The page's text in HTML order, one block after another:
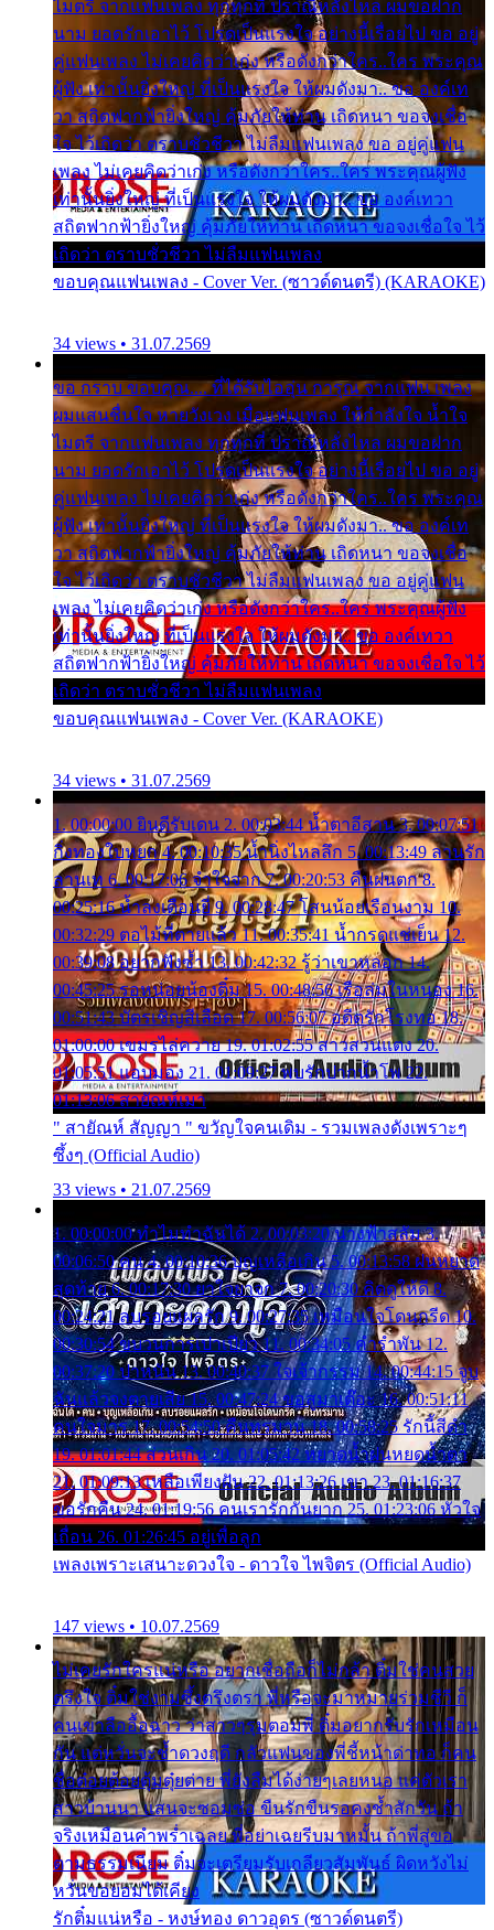
ไมตรี จากแฟนเพลง ทุกทุกที่ ปราณีหลั่งไหล ผมขอฝาก
นาม ยอดรักเอาไว้ โปรดเป็นแรงใจ อย่างนี้เรื่อยไป ขอ อยู่
คู่แฟนเพลง ไม่เคยคิดว่าเก่ง หรือดังกว่าใคร..ใคร พระคุณ
ผู้ฟัง เท่านั้นยิ่งใหญ่ ที่เป็นแรงใจ ให้ผมดังมา.. ขอ องค์เท
วา สถิตฟากฟ้ายิ่งใหญ่ คุ้มภัยให้ท่าน เถิดหนา ขอจงเชื่อ
ใจ ไว้เถิดว่า ตราบชั่วชีวา ไม่ลืมแฟนเพลง ขอ อยู่คู่แฟน
เพลง ไม่เคยคิดว่าเก่ง หรือดังกว่าใคร..ใคร พระคุณผู้ฟัง
เท่านั้นยิ่งใหญ่ ที่เป็นแรงใจ ให้ผมดังมา.. ขอ องค์เทวา
สถิตฟากฟ้ายิ่งใหญ่ คุ้มภัยให้ท่าน เถิดหนา ขอจงเชื่อใจ ไว้
เถิดว่า ตราบชั่วชีวา ไม่ลืมแฟนเพลง
ขอบคุณแฟนเพลง - Cover Ver. (ซาวด์ดนตรี) (KARAOKE)
34 views • 31.07.2569
ขอ กราบ ขอบคุณ.... ที่ได้รับไออุ่น การุณ จากแฟน เพลง
ผมแสนชื่นใจ หายวังเวง เมื่อแฟนเพลง ให้กำลังใจ น้ำใจ
ไมตรี จากแฟนเพลง ทุกทุกที่ ปราณีหลั่งไหล ผมขอฝาก
นาม ยอดรักเอาไว้ โปรดเป็นแรงใจ อย่างนี้เรื่อยไป ขอ อยู่
คู่แฟนเพลง ไม่เคยคิดว่าเก่ง หรือดังกว่าใคร..ใคร พระคุณ
ผู้ฟัง เท่านั้นยิ่งใหญ่ ที่เป็นแรงใจ ให้ผมดังมา.. ขอ องค์เท
วา สถิตฟากฟ้ายิ่งใหญ่ คุ้มภัยให้ท่าน เถิดหนา ขอจงเชื่อ
ใจ ไว้เถิดว่า ตราบชั่วชีวา ไม่ลืมแฟนเพลง ขอ อยู่คู่แฟน
เพลง ไม่เคยคิดว่าเก่ง หรือดังกว่าใคร..ใคร พระคุณผู้ฟัง
เท่านั้นยิ่งใหญ่ ที่เป็นแรงใจ ให้ผมดังมา.. ขอ องค์เทวา
สถิตฟากฟ้ายิ่งใหญ่ คุ้มภัยให้ท่าน เถิดหนา ขอจงเชื่อใจ ไว้
เถิดว่า ตราบชั่วชีวา ไม่ลืมแฟนเพลง
ขอบคุณแฟนเพลง - Cover Ver. (KARAOKE)
34 views • 31.07.2569
1. 00:00:00 ยินดีรับเดน 2. 00:03:44 น้ำตาอีสาน 3. 00:07:51
กิ่งทองใบหยก 4. 00:10:35 น้ำนิ่งไหลลึก 5. 00:13:49 ลานรัก
ลานเท 6. 00:17:06 จำใจจาก 7. 00:20:53 คืนฝนตก 8.
00:25:16 น้ำลงเดือนยี่ 9. 00:28:47 โสนน้อยเรือนงาม 10.
00:32:29 ตอไม้ที่ตายแล้ว 11. 00:35:41 น้ำกรดแช่เย็น 12.
00:39:08 อยากฟังซ้ำ 13. 00:42:32 รู้ว่าเขาหลอก 14.
00:45:25 รอหน่อยน้องติ๋ม 15. 00:48:56 เรือล่มในหนอง 16.
00:51:43 บัตรเชิญสีเลือด 17. 00:56:07 อดีตรักโรงทอ 18.
01:00:00 เขมรไล่ควาย 19. 01:02:55 สาวสวนแตง 20.
01:05:51 แอบมอง 21. 01:09:27 พบรักปากน้ำโพ 22.
01:13:06 สายัณห์เมา
" สายัณห์ สัญญา " ขวัญใจคนเดิม - รวมเพลงดังเพราะๆ
ซึ้งๆ (Official Audio)
33 views • 21.07.2569
1. 00:00:00 ทำไมทำฉันได้ 2. 00:03:20 นางฟ้าสลัม 3.
00:06:50 คน 4. 00:10:36 บุญเหลือเกิน 5. 00:13:58 ฝนหยาด
สุดท้าย 6. 00:17:30 ยาใจยาจก 7. 00:20:30 คิดดูให้ดี 8.
00:24:21 ลบรอยแผลรัก 9. 00:27:35 เหมือนใจโดนกรีด 10.
00:30:54 ขบวนการเปาเปียว 11. 00:34:05 คำรำพัน 12.
00:37:20 ปาหนัน 13. 00:40:37 ใจเจ้ากรรม 14. 00:44:15 จูบ
ฉันแล้วจงตายเสีย 15. 00:47:24 ขอสูมาเต๊อะ 16. 00:51:11
คนใจมาร 17. 00:54:50 คืนทรมาน 18. 00:58:25 รักนี้สีดำ
19. 01:01:44 ส่วนเกิน 20. 01:05:42 หยาดน้ำฝนหยดน้ำตา
21. 01:09:13 เหลือเพียงฝัน 22. 01:13:26 เขา 23. 01:16:37
ขอรักคืน 24. 01:19:56 คนเรารักกันยาก 25. 01:23:06 หัวใจ
เถื่อน 26. 01:26:45 อยู่เพื่อลูก
เพลงเพราะเสนาะดวงใจ - ดาวใจ ไพจิตร (Official Audio)
147 views • 10.07.2569
ไม่เคยรักใครแน่หรือ อยากเชื่อถือก็ไม่กล้า ติ๋มใช่คนสวย
ตรึงใจ ติ๋มใช่งามซึ้งตรึงตรา พี่หรือจะมาหมายร่วมชีวี ก็
คนเขาลืออื้อฉาว ว่าสาวๆรุมตอมพี่ ติ๋มอยากรับรักเหมือน
กัน แต่หวั่นจะช้ำดวงฤดี กลัวแฟนของพี่ชี้หน้าด่าทอ ก็คน
ชื่อต๋อยต้อยตุ้มตุ๋ยต่าย พี่ยังลืมได้ง่ายๆเลยหนอ แค่ตัวเรา
สาวบ้านนา แสนจะซอมซ่อ ขืนรักขืนรอคงช้ำสักวัน ถ้า
จริงเหมือนคำพร่ำเฉลย พี่อย่าเฉยรีบมาหมั้น ถ้าพี่สู่ขอ
ตามธรรมเนียม ติ๋มจะเตรียมรับเกลียวสัมพันธ์ ผิดหวังไม่
หวั่นขอยอมได้เคียง
รักติ๋มแน่หรือ - หงษ์ทอง ดาวอุดร (ซาวด์ดนตรี)